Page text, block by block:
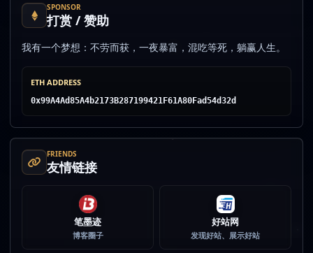
SPONSOR
打赏 / 赞助
我有一个梦想：不劳而获，一夜暴富，混吃等死，躺赢人生。
ETH ADDRESS
0x99A4Ad85A4b2173B287199421F61A80Fad54d32d
FRIENDS
友情链接
笔墨迹
博客圈子
好站网
发现好站、展示好站